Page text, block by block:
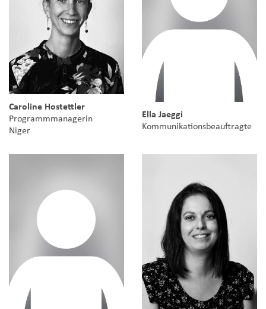
Caroline Hostettler
Programmmanagerin
Niger
Ella Jaeggi
Kommunikationsbeauftragte